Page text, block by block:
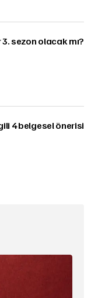
sezon olacak mı?
4 belgesel önerisi